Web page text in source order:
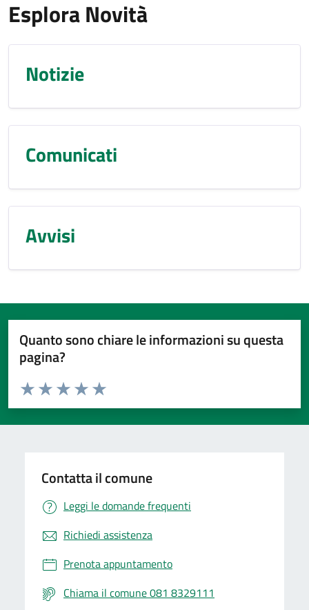
Esplora Novità
Notizie
Comunicati
Avvisi
Quanto sono chiare le informazioni su questa
pagina?
Valuta da 1 a 5 stelle la pagina
Valuta 5 stelle su 5
Valuta 4 stelle su 5
Valuta 3 stelle su 5
Valuta 2 stelle su 5
Valuta 1 stelle su 5
Contatta il comune
Leggi le domande frequenti
Richiedi assistenza
Prenota appuntamento
Chiama il comune 081 8329111